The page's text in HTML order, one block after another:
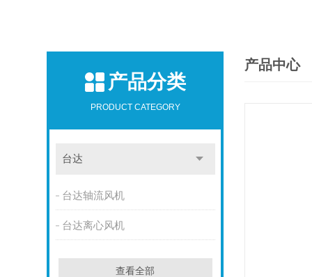
产品分类
PRODUCT CATEGORY
台达
台达轴流风机
台达离心风机
查看全部
产品中心